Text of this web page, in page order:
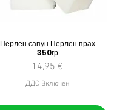
Перлен сапун Перлен прах
350гр
Цена
14,95 €
ДДС Включен